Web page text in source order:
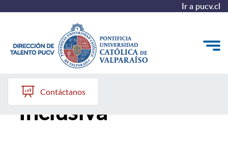
Ir a pucv.cl
Quiénes somos
Nuestros Programas
Contáctanos
Programa PUCV
Inclusiva